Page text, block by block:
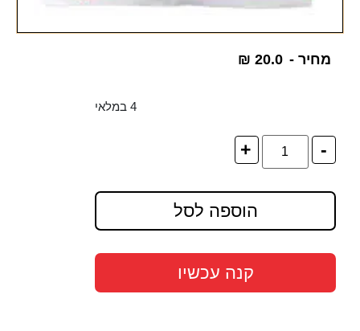
מחיר - ₪ 20.0
4 במלאי
-
+
הוספה לסל
קנה עכשיו